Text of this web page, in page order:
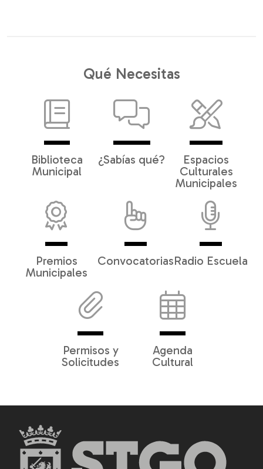
Qué Necesitas
Biblioteca
Municipal
¿Sabías qué?
Espacios
Culturales
Municipales
Premios
Municipales
ConvocatoriasRadio Escuela
Permisos y
Solicitudes
Agenda
Cultural